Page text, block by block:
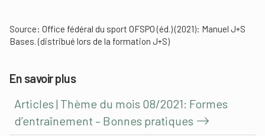
Source: Office fédéral du sport OFSPO (éd.) (2021): Manuel J+S
Bases. (distribué lors de la formation J+S)
En savoir plus
Articles | Thème du mois 08/2021: Formes
d’entraînement – Bonnes pratiques